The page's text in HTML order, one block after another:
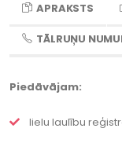
APRAKSTS
TĀLRUŅU
Piedāvājam:
lielu laulību